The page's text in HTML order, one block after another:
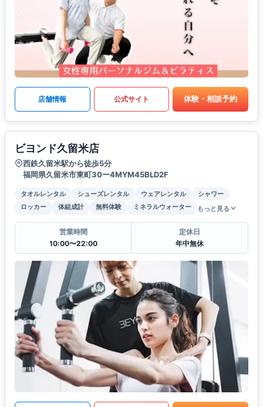
店舗情報 公式サイト 体験・相談予約
ビヨンド久留米店
西鉄久留米駅から徒歩5分
福岡県久留米市東町30ー4MYM45BLD2F
タオルレンタル シューズレンタル ウェアレンタル
シャワー
ロッカー
体組成計 無料体験 ミネラルウォーター もっと見る
営業時間
10:00〜22:00
定休日
年中無休